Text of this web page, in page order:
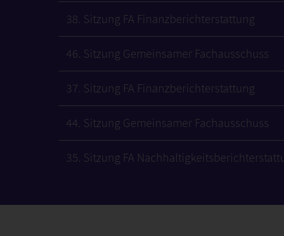
38. Sitzung FA Finanzberichterstattung
46. Sitzung Gemeinsamer Fachausschuss
37. Sitzung FA Finanzberichterstattung
44. Sitzung Gemeinsamer Fachausschuss
35. Sitzung FA